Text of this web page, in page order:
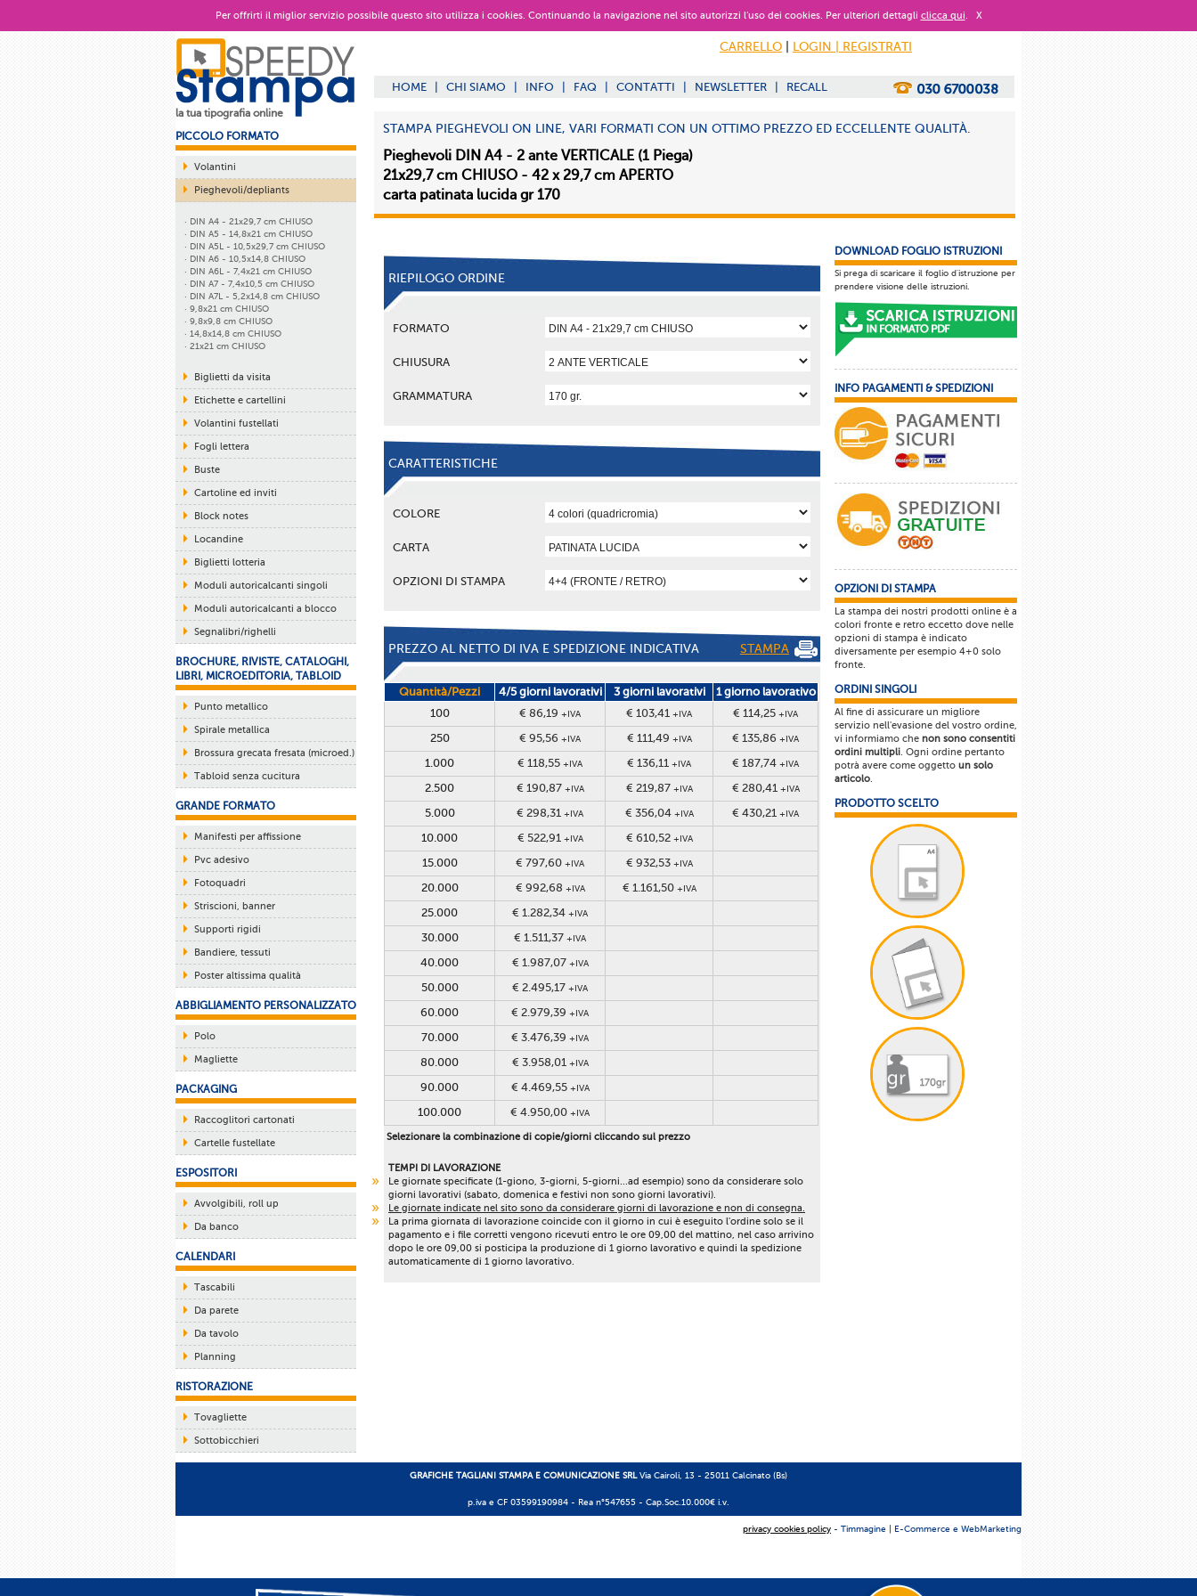
Per offrirti il miglior servizio possibile questo sito utilizza i cookies. Continuando la navigazione nel sito autorizzi l’uso dei cookies. Per ulteriori dettagli clicca qui. X
la tua tipografia online
PICCOLO FORMATO
Volantini
Pieghevoli/depliants
· DIN A4 - 21x29,7 cm CHIUSO
· DIN A5 - 14,8x21 cm CHIUSO
· DIN A5L - 10,5x29,7 cm CHIUSO
· DIN A6 - 10,5x14,8 CHIUSO
· DIN A6L - 7,4x21 cm CHIUSO
· DIN A7 - 7,4x10,5 cm CHIUSO
· DIN A7L - 5,2x14,8 cm CHIUSO
· 9,8x21 cm CHIUSO
· 9,8x9,8 cm CHIUSO
· 14,8x14,8 cm CHIUSO
· 21x21 cm CHIUSO
Biglietti da visita
Etichette e cartellini
Volantini fustellati
Fogli lettera
Buste
Cartoline ed inviti
Block notes
Locandine
Biglietti lotteria
Moduli autoricalcanti singoli
Moduli autoricalcanti a blocco
Segnalibri/righelli
BROCHURE, RIVISTE, CATALOGHI,
LIBRI, MICROEDITORIA, TABLOID
Punto metallico
Spirale metallica
Brossura grecata fresata (microed.)
Tabloid senza cucitura
GRANDE FORMATO
Manifesti per affissione
Pvc adesivo
Fotoquadri
Striscioni, banner
Supporti rigidi
Bandiere, tessuti
Poster altissima qualità
ABBIGLIAMENTO PERSONALIZZATO
Polo
Magliette
PACKAGING
Raccoglitori cartonati
Cartelle fustellate
ESPOSITORI
Avvolgibili, roll up
Da banco
CALENDARI
Tascabili
Da parete
Da tavolo
Planning
RISTORAZIONE
Tovagliette
Sottobicchieri
CARRELLO LOGIN | REGISTRATI
HOME CHI SIAMO INFO FAQ CONTATTI NEWSLETTER RECALL
STAMPA PIEGHEVOLI ON LINE, VARI FORMATI CON UN OTTIMO PREZZO ED ECCELLENTE QUALITÀ.
Pieghevoli DIN A4 - 2 ante VERTICALE (1 Piega)
21x29,7 cm CHIUSO - 42 x 29,7 cm APERTO
carta patinata lucida gr 170
RIEPILOGO ORDINE
FORMATO
CHIUSURA
GRAMMATURA
CARATTERISTICHE
COLORE
CARTA
OPZIONI DI STAMPA
PREZZO AL NETTO DI IVA E SPEDIZIONE INDICATIVA STAMPA
Quantità/Pezzi 4/5 giorni lavorativi 3 giorni lavorativi
1 giorno lavorativo
100
€ 86,19 +IVA € 103,41 +IVA € 114,25 +IVA
250 € 95,56 +IVA € 111,49 +IVA € 135,86 +IVA
1.000 € 118,55 +IVA € 136,11 +IVA € 187,74 +IVA
2.500 € 190,87 +IVA € 219,87 +IVA € 280,41 +IVA
5.000 € 298,31 +IVA € 356,04 +IVA € 430,21 +IVA
10.000 € 522,91 +IVA € 610,52 +IVA
15.000 € 797,60 +IVA € 932,53 +IVA
20.000 € 992,68 +IVA € 1.161,50 +IVA
25.000 € 1.282,34 +IVA
30.000 € 1.511,37 +IVA
40.000 € 1.987,07 +IVA
50.000 € 2.495,17 +IVA
60.000 € 2.979,39 +IVA
70.000 € 3.476,39 +IVA
80.000 € 3.958,01 +IVA
90.000 € 4.469,55 +IVA
100.000 € 4.950,00 +IVA
Selezionare la combinazione di copie/giorni cliccando sul prezzo
TEMPI DI LAVORAZIONE
Le giornate specificate (1-giono, 3-giorni, 5-giorni...ad esempio) sono da considerare solo
giorni lavorativi (sabato, domenica e festivi non sono giorni lavorativi).
Le giornate indicate nel sito sono da considerare giorni di lavorazione e non di consegna.
La prima giornata di lavorazione coincide con il giorno in cui è eseguito l'ordine solo se il
pagamento e i file corretti vengono ricevuti entro le ore 09,00 del mattino, nel caso arrivino
dopo le ore 09,00 si posticipa la produzione di 1 giorno lavorativo e quindi la spedizione
automaticamente di 1 giorno lavorativo.
DOWNLOAD FOGLIO ISTRUZIONI
Si prega di scaricare il foglio d'istruzione per
prendere visione delle istruzioni.
INFO PAGAMENTI & SPEDIZIONI
OPZIONI DI STAMPA
La stampa dei nostri prodotti online è a
colori fronte e retro eccetto dove nelle
opzioni di stampa è indicato
diversamente per esempio 4+0 solo
fronte.
ORDINI SINGOLI
Al fine di assicurare un migliore
servizio nell'evasione del vostro ordine,
vi informiamo che non sono consentiti
ordini multipli. Ogni ordine pertanto
potrà avere come oggetto un solo
articolo.
PRODOTTO SCELTO
GRAFICHE TAGLIANI STAMPA E COMUNICAZIONE SRL Via Cairoli, 13 - 25011 Calcinato (Bs)
p.iva e CF 03599190984 - Rea n°547655 - Cap.Soc.10.000€ i.v.
privacy cookies policy - Timmagine | E-Commerce e WebMarketing